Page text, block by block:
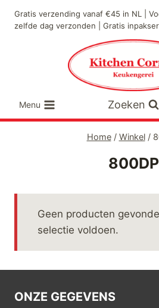
naar
Gratis verzending vanaf €45 in NL |
zelfde dag verzonden | Gratis
Menu Zoeken
Home / Winkel /
800DP
Geen producten
selectie voldoen.
ONZE GEGEVENS